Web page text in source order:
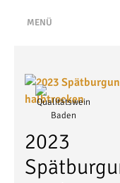
MENÜ
2023